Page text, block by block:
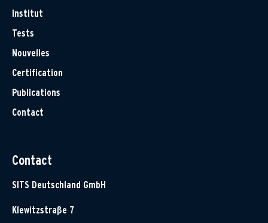
Institut
Tests
Nouvelles
Certification
Publications
Contact
Contact
SITS Deutschland GmbH
Klewitzstraße 7